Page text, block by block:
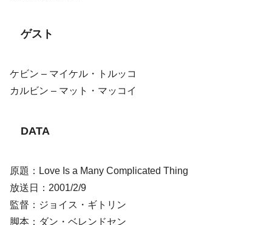
ゲスト
ケビン – マイケル・トルッコ
カルビン – マット・マッコイ
DATA
原題：Love Is a Many Complicated Thing
放送日：2001/2/9
監督：ジョイス・ギトリン
脚本：ダン・ベレンドセン